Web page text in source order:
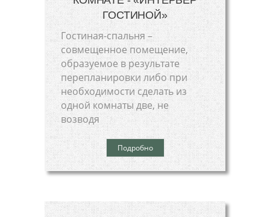
ГОСТИНОЙ»
Гостиная-спальня –
совмещенное помещение,
образуемое в результате
перепланировки либо при
необходимости сделать из
одной комнаты две, не
возводя
Подробно